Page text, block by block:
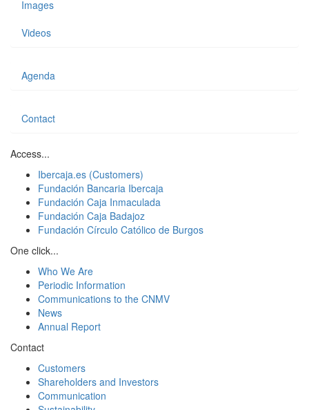
Images
Videos
Agenda
Contact
Access...
Ibercaja.es (Customers)
Fundación Bancaria Ibercaja
Fundación Caja Inmaculada
Fundación Caja Badajoz
Fundación Círculo Católico de Burgos
One click...
Who We Are
Periodic Information
Communications to the CNMV
News
Annual Report
Contact
Customers
Shareholders and Investors
Communication